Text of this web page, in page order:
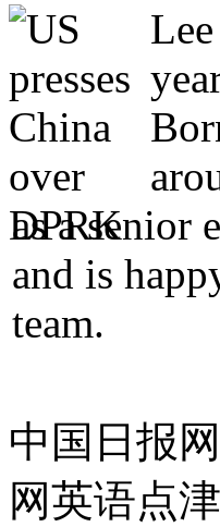
as a senior
and is
team.
中国日报
网英语点